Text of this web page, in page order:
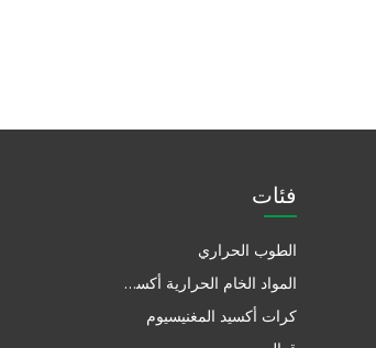
فئات
الطوب الحراري
المواد الخام الحرارية أكسيد المغنيسيوم
كرات أكسيد المغنيسيوم